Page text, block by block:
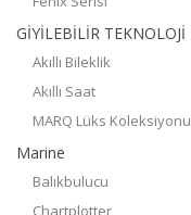
GİYİLEBİLİR TEKNOLOJİ
Akıllı Bileklik
Akıllı Saat
MARQ Lüks Koleksiyonu
Marine
Balıkbulucu
Chartplotter